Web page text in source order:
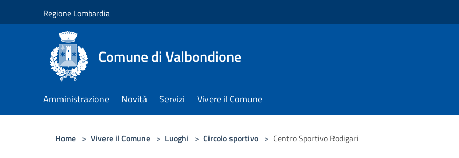
Regione Lombardia
Comune di Valbondione
Amministrazione Novità Servizi Vivere il Comune
Home > Vivere il Comune > Luoghi > Circolo sportivo > Centro Sportivo Rodigari